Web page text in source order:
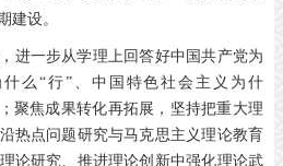
建设。
进一步从学理上回答好中国共产党为
么“行”、中国特色社会主义为什
聚焦成果转化再拓展，坚持把重大理
热点问题研究与马克思主义理论教育
论研究、推进理论创新中强化理论武